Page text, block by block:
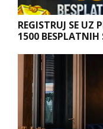
REGISTRUJ SE
1500 BESPLATNIH